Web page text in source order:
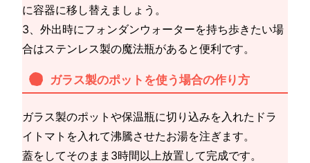
に容器に移し替えましょう。
3、外出時にフォンダンウォーターを持ち歩きたい場
合はステンレス製の魔法瓶があると便利です。
ガラス製のポットを使う場合の作り方
ガラス製のポットや保温瓶に切り込みを入れたドラ
イトマトを入れて沸騰させたお湯を注ぎます。
蓋をしてそのまま3時間以上放置して完成です。